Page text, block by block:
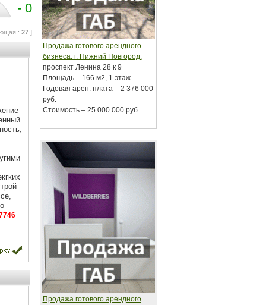
- 0
27]
Продажа готового арендного
бизнеса. г. Нижний Новгород.
проспект Ленина 28 к 9
Площадь – 166 м2, 1 этаж.
Годовая арен. плата – 2 376 000
руб.
Стоимость – 25 000 000 руб.
Продажа готового арендного